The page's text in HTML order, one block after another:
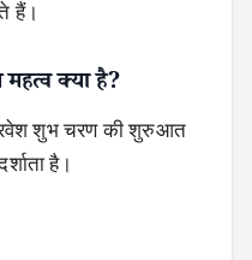
हैं।
महत्व क्या है?
प्रवेश शुभ चरण की शुरुआत
है।